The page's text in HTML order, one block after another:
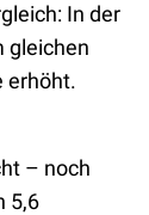
In der
gleichen
erhöht.
– noch
5,6